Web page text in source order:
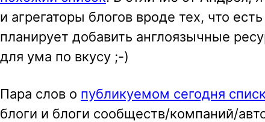
o
n
и агрегаторы блогов вроде тех, что
планирует добавить англоязычные
для ума по вкусу ;-)
Пара слов о публикуемом сегодня
блоги и блоги сообществ/компаний/